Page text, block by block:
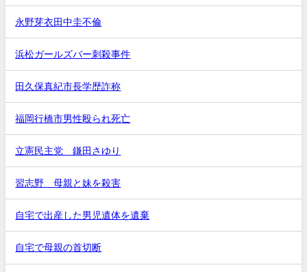
永野芽衣田中圭不倫
浜松ガールズバー刺殺事件
田久保真紀市長学歴詐称
福岡行橋市男性殴られ死亡
立憲民主党 鎌田さゆり
習志野 母親と妹を殺害
自宅で出産した男児遺体を遺棄
自宅で母親の首切断